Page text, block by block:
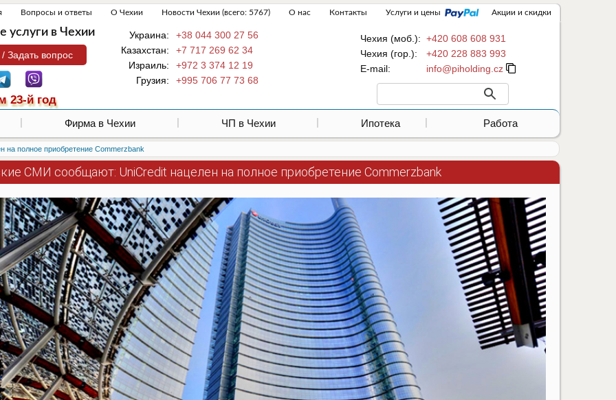
Вопросы и ответы О Чехии Новости Чехии (всего: 5767) О нас Контакты Услуги и цены Акции и скидки
Задать вопрос
23-й год
услуги в Чехии Чехия (моб.): +420 608 608 931
Чехия (гор.):
+420 228 883 993
Е-mail:
Украина:
+38 044 300 27 56
Казахстан:
+7 717 269 62 34
Израиль:
+972 3 374 12 19
Грузия:
+995 706 77 73 68
Фирма в Чехии ЧП в Чехии Ипотека Работа
полное приобретение Commerzbank
СМИ сообщают: UniCredit нацелен на полное приобретение Commerzbank